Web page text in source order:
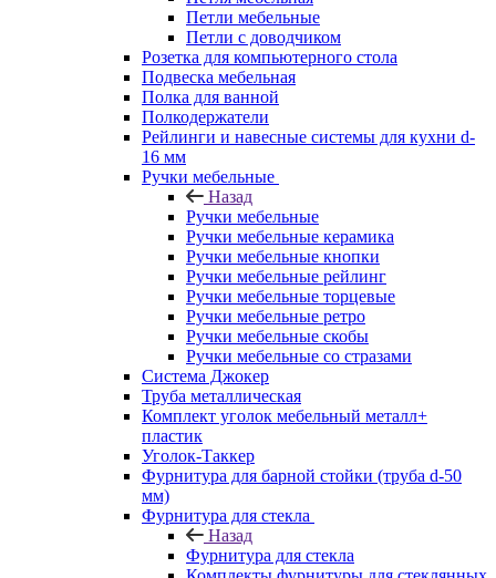
Петли мебельные
Петли с доводчиком
Розетка для компьютерного стола
Подвеска мебельная
Полка для ванной
Полкодержатели
Рейлинги и навесные системы для кухни d-
16 мм
Ручки мебельные
Назад
Ручки мебельные
Ручки мебельные керамика
Ручки мебельные кнопки
Ручки мебельные рейлинг
Ручки мебельные торцевые
Ручки мебельные ретро
Ручки мебельные скобы
Ручки мебельные со стразами
Система Джокер
Труба металлическая
Комплект уголок мебельный металл+
пластик
Уголок-Таккер
Фурнитура для барной стойки (труба d-50
мм)
Фурнитура для стекла
Назад
Фурнитура для стекла